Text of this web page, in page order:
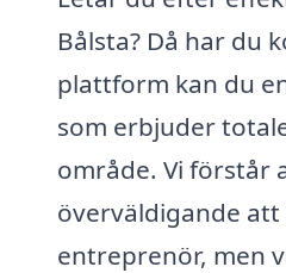
Bålsta? Då har du
plattform kan du
som erbjuder
område. Vi förstår
överväldigande
entreprenör, men